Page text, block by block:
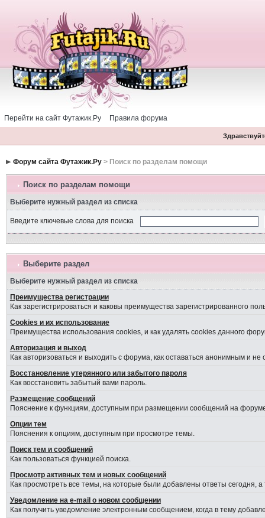
Перейти на сайт Футажик.Ру Правила форума
Форум сайта Футажик.Ру> Поиск по разделам помощи
Поиск по разделам помощи
Выберите нужный раздел из списка
Введите ключевые слова для поиска
Выберите раздел
Выберите нужный раздел из списка
Преимущества регистрации
Как зарегистрироваться и каковы преимущества зарегистрированного
Cookies и их использование
Преимущества использования cookies, и как удалять cookies данного
Авторизация и выход
Как авторизоваться и выходить с форума, как оставаться анонимным и
Восстановление утерянного или забытого пароля
Как восстановить забытый вами пароль.
Размещение сообщений
Пояснение к функциям, доступным при размещении сообщений на
Опции тем
Пояснения к опциям, доступным при просмотре темы.
Поиск тем и сообщений
Как пользоваться функцией поиска.
Просмотр активных тем и новых сообщений
Как просмотреть все темы, на которые были добавлены ответы сегодня,
Уведомление на е-mail о новом сообщении
Как получить уведомление электронным сообщением, когда в тему